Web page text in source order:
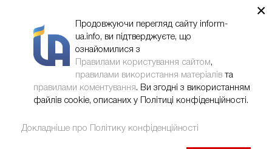
×
Продовжуючи перегляд сайту inform-
ua.info, ви підтверджуєте, що
ознайомилися з
Правилами користування сайтом,
правилами використання матеріалів та
правилами коментування. Ви згодні з використанням
файлів cookie, описаних у Політиці конфіденційності.
Докладніше про Політику конфіденційності